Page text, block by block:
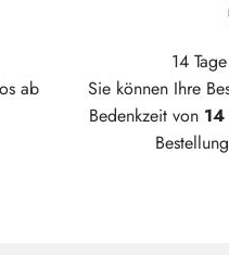
ab
14
Sie können Ihre
Bedenkzeit von 14